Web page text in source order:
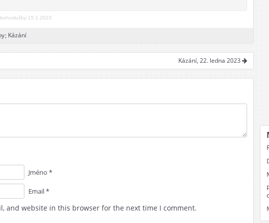
Dorost
15.1.2023
; Kázání
Kázání, 22. ledna 2023
Jméno *
Email *
and website in this browser for the next time I comment.